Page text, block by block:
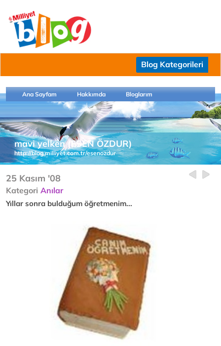
Blog Kategorileri
Ana Sayfam Hakkımda Bloglarım
mavi yelken (ESEN ÖZDUR)
http://blog.milliyet.com.tr/esenozdur
25 Kasım '08
Kategori Anılar
Yıllar sonra bulduğum öğretmenim...